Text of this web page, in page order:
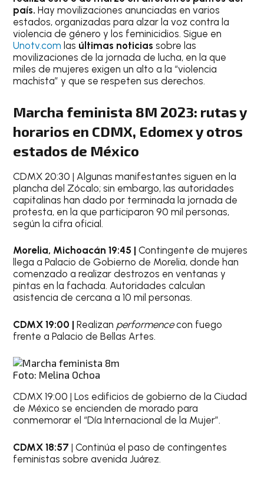
país. Hay movilizaciones anunciadas en varios
estados, organizadas para alzar la voz contra la
violencia de género y los feminicidios. Sigue en
Unotv.com las últimas noticias sobre las
movilizaciones de la jornada de lucha, en la que
miles de mujeres exigen un alto a la “violencia
machista” y que se respeten sus derechos.
Marcha feminista 8M 2023: rutas y
horarios en CDMX, Edomex y otros
estados de México
CDMX 20:30 | Algunas manifestantes siguen en la
plancha del Zócalo; sin embargo, las autoridades
capitalinas han dado por terminada la jornada de
protesta, en la que participaron 90 mil personas,
según la cifra oficial.
Morelia, Michoacán 19:45 |Contingente de mujeres
llega a Palacio de Gobierno de Morelia, donde han
comenzado a realizar destrozos en ventanas y
pintas en la fachada. Autoridades calculan
asistencia de cercana a 10 mil personas.
CDMX 19:00 |Realizan performencecon fuego
frente a Palacio de Bellas Artes.
Foto: Melina Ochoa
CDMX 19:00 | Los edificios de gobierno de la Ciudad
de México se encienden de morado para
conmemorar el “Día Internacional de la Mujer”.
CDMX 18:57 | Continúa el paso de contingentes
feministas sobre avenida Juárez.